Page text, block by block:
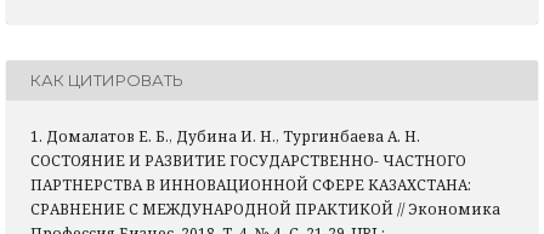
КАК ЦИТИРОВАТЬ
1. Домалатов Е. Б., Дубина И. Н., Тургинбаева А. Н.
СОСТОЯНИЕ И РАЗВИТИЕ ГОСУДАРСТВЕННО- ЧАСТНОГО
ПАРТНЕРСТВА В ИННОВАЦИОННОЙ СФЕРЕ КАЗАХСТАНА:
СРАВНЕНИЕ С МЕЖДУНАРОДНОЙ ПРАКТИКОЙ // Экономика